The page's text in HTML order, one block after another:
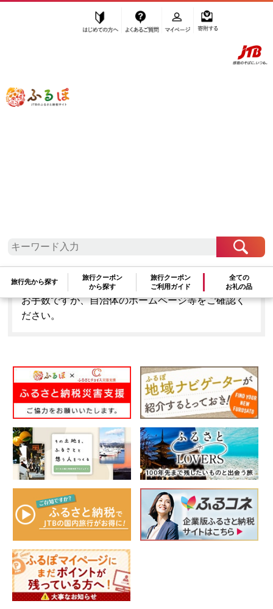
ふるぽ JTBのふるさと納税サイト
旅行先から探す
旅行クーポン
から探す
旅行クーポン
ご利用ガイド
全ての
お礼の品
「長崎県佐世保市」はふるぽからお申込みをするこ
とはできません。
お手数ですが、自治体のホームページ等をご確認く
ださい。